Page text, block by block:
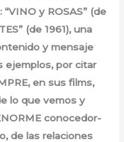
y ROSAS” (de
(de 1961), una
y mensaje
ejemplos, por citar
en sus films,
lo que vemos y
conocedor-
de las relaciones